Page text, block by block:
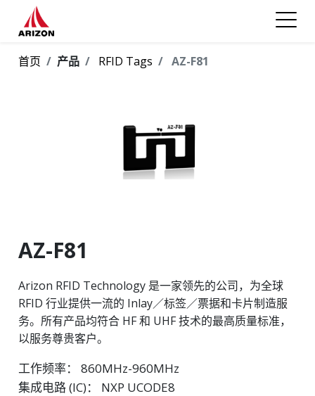
首页 产品 RFID Tags AZ-F81
AZ-F81
Arizon RFID Technology 是一家领先的公司，为全球
RFID 行业提供一流的 Inlay／标签／票据和卡片制造服
务。所有产品均符合 HF 和 UHF 技术的最高质量标准，
以服务尊贵客户。
工作频率： 860MHz-960MHz
集成电路 (IC)： NXP UCODE8